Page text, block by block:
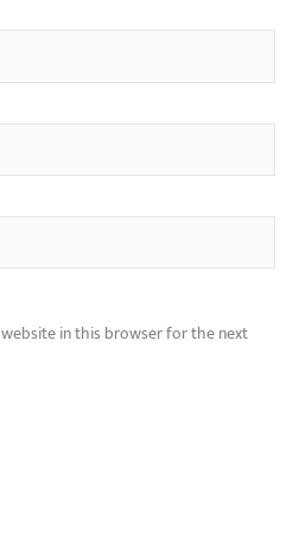
website in this browser for the next